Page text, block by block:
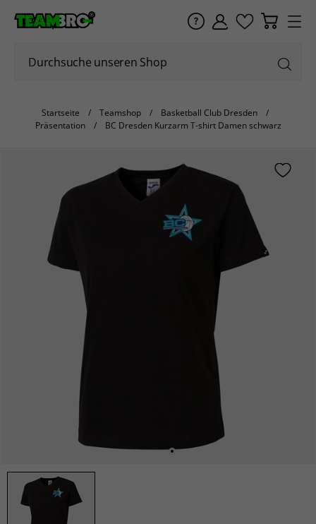
Startseite Teamshop
Basketball Club Dresden
Präsentation
BC Dresden Kurzarm T-shirt Damen schwarz